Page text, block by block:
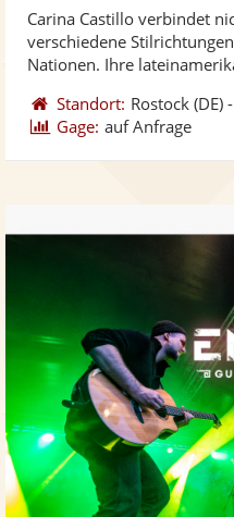
Carina Castillo verbindet
verschiedene
Nationen. Ihre
Standort: Rostock (DE) -
Gage: auf Anfrage